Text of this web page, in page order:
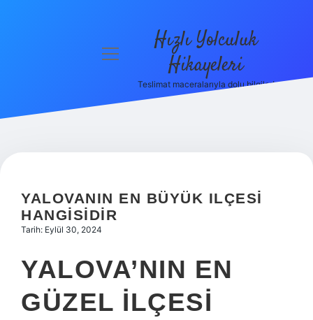
Hakkımızda
menüyü
Hızlı Yolculuk
Hikayeleri
Teslimat maceralarıyla dolu bilgiler!
YALOVANIN EN BÜYÜK ILÇESI
HANGISIDIR
Tarih: Eylül 30, 2024
YALOVA’NIN EN
GÜZEL ILÇESI